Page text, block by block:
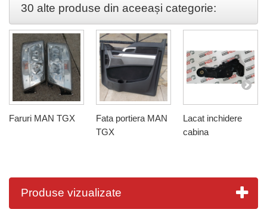
30 alte produse din aceeași categorie:
Faruri MAN TGX
Fata portiera MAN
TGX
Lacat inchidere
cabina
Produse vizualizate